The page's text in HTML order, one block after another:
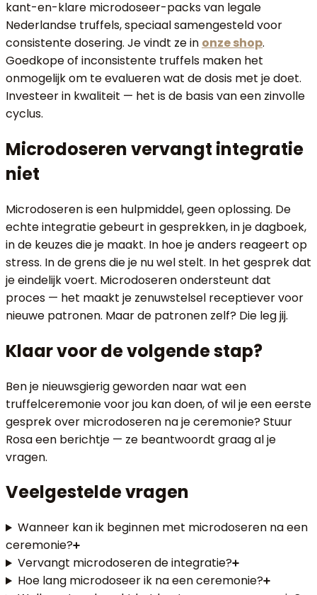
kant-en-klare microdoseer-packs van legale
Nederlandse truffels, speciaal samengesteld voor
consistente dosering. Je vindt ze in onze shop.
Goedkope of inconsistente truffels maken het
onmogelijk om te evalueren wat de dosis met je doet.
Investeer in kwaliteit — het is de basis van een zinvolle
cyclus.
Microdoseren vervangt integratie
niet
Microdoseren is een hulpmiddel, geen oplossing. De
echte integratie gebeurt in gesprekken, in je dagboek,
in de keuzes die je maakt. In hoe je anders reageert op
stress. In de grens die je nu wel stelt. In het gesprek dat
je eindelijk voert. Microdoseren ondersteunt dat
proces — het maakt je zenuwstelsel receptiever voor
nieuwe patronen. Maar de patronen zelf? Die leg jij.
Klaar voor de volgende stap?
Ben je nieuwsgierig geworden naar wat een
truffelceremonie voor jou kan doen, of wil je een eerste
gesprek over microdoseren na je ceremonie? Stuur
Rosa een berichtje — ze beantwoordt graag al je
vragen.
Veelgestelde vragen
Wanneer kan ik beginnen met microdoseren na een
ceremonie?
Vervangt microdoseren de integratie?
Hoe lang microdoseer ik na een ceremonie?